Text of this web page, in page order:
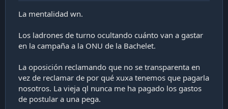
La mentalidad wn.
Los ladrones de turno ocultando cuánto van a gastar
en la campaña a la ONU de la Bachelet.
La oposición reclamando que no se transparenta en
vez de reclamar de por qué xuxa tenemos que pagarla
nosotros. La vieja ql nunca me ha pagado los gastos
de postular a una pega.